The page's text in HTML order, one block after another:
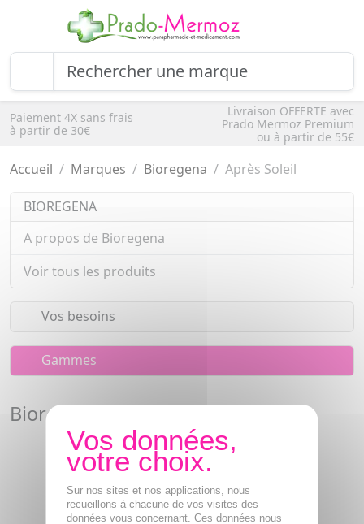
Paiement 4X sans frais
à partir de 30€
Livraison OFFERTE avec
Prado Mermoz Premium
ou à partir de 55€
Accueil Marques Bioregena Après Soleil
BIOREGENA
A propos de Bioregena
Voir tous les produits
Vos besoins
Gammes
Bioregena Après Soleil
Sur nos sites et nos applications, nous
recueillons à chacune de vos visites des
données vous concernant. Ces données nous